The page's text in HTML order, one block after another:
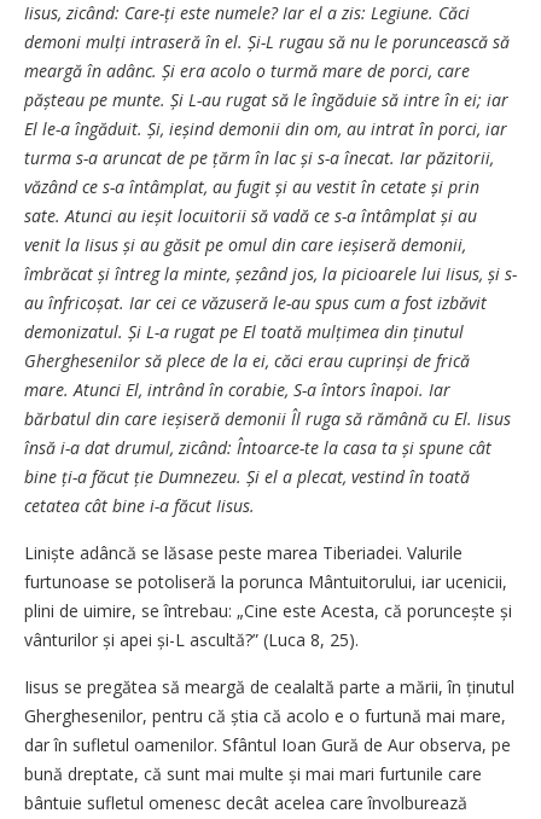
Iisus, zicând: Care-ți este numele? Iar el a zis: Legiune. Căci
demoni mulți intraseră în el. Și-L rugau să nu le poruncească să
meargă în adânc. Și era acolo o turmă mare de porci, care
pășteau pe munte. Și L-au rugat să le îngăduie să intre în ei; iar
El le-a îngăduit. Și, ieșind demonii din om, au intrat în porci, iar
turma s-a aruncat de pe țărm în lac și s-a înecat. Iar păzitorii,
văzând ce s-a întâmplat, au fugit și au vestit în cetate și prin
sate. Atunci au ieșit locuitorii să vadă ce s-a întâmplat și au
venit la Iisus și au găsit pe omul din care ieșiseră demonii,
îmbrăcat și întreg la minte, șezând jos, la picioarele lui Iisus, și s-
au înfricoșat. Iar cei ce văzuseră le-au spus cum a fost izbăvit
demonizatul. Și L-a rugat pe El toată mulțimea din ținutul
Gherghesenilor să plece de la ei, căci erau cuprinși de frică
mare. Atunci El, intrând în corabie, S-a întors înapoi. Iar
bărbatul din care ieșiseră demonii Îl ruga să rămână cu El. Iisus
însă i-a dat drumul, zicând: Întoarce-te la casa ta și spune cât
bine ți-a făcut ție Dumnezeu. Și el a plecat, vestind în toată
cetatea cât bine i-a făcut Iisus.
Liniște adâncă se lăsase peste marea Tiberiadei. Valurile
furtunoase se potoliseră la porunca Mântuitorului, iar ucenicii,
plini de uimire, se întrebau: „Cine este Acesta, că poruncește și
vânturilor și apei și-L ascultă?” (Luca 8, 25).
Iisus se pregătea să meargă de cealaltă parte a mării, în ținutul
Gherghesenilor, pentru că știa că acolo e o furtună mai mare,
dar în sufletul oamenilor. Sfântul Ioan Gură de Aur observa, pe
bună dreptate, că sunt mai multe și mai mari furtunile care
bântuie sufletul omenesc decât acelea care învolburează